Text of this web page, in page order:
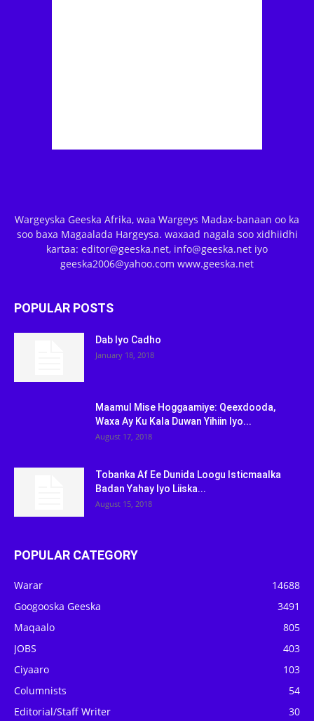
Wargeyska Geeska Afrika, waa Wargeys Madax-banaan oo ka
soo baxa Magaalada Hargeysa. waxaad nagala soo xidhiidhi
kartaa: editor@geeska.net, info@geeska.net iyo
geeska2006@yahoo.com www.geeska.net
POPULAR POSTS
Dab Iyo Cadho
January 18, 2018
Maamul Mise Hoggaamiye: Qeexdooda,
Waxa Ay Ku Kala Duwan Yihiin Iyo...
August 17, 2018
Tobanka Af Ee Dunida Loogu Isticmaalka
Badan Yahay Iyo Liiska...
August 15, 2018
POPULAR CATEGORY
Warar
14688
Googooska Geeska
3491
Maqaalo
805
JOBS
403
Ciyaaro
103
Columnists
54
Editorial/Staff Writer
30